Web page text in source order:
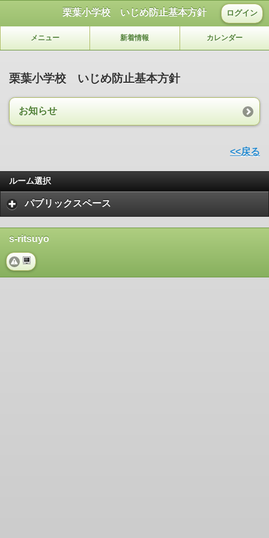
栗葉小学校 いじめ防止基本方針 ログイン
メニュー 新着情報 カレンダー
栗葉小学校 いじめ防止基本方針
お知らせ
<<戻る
ルーム選択
パブリックスペース
s-ritsuyo